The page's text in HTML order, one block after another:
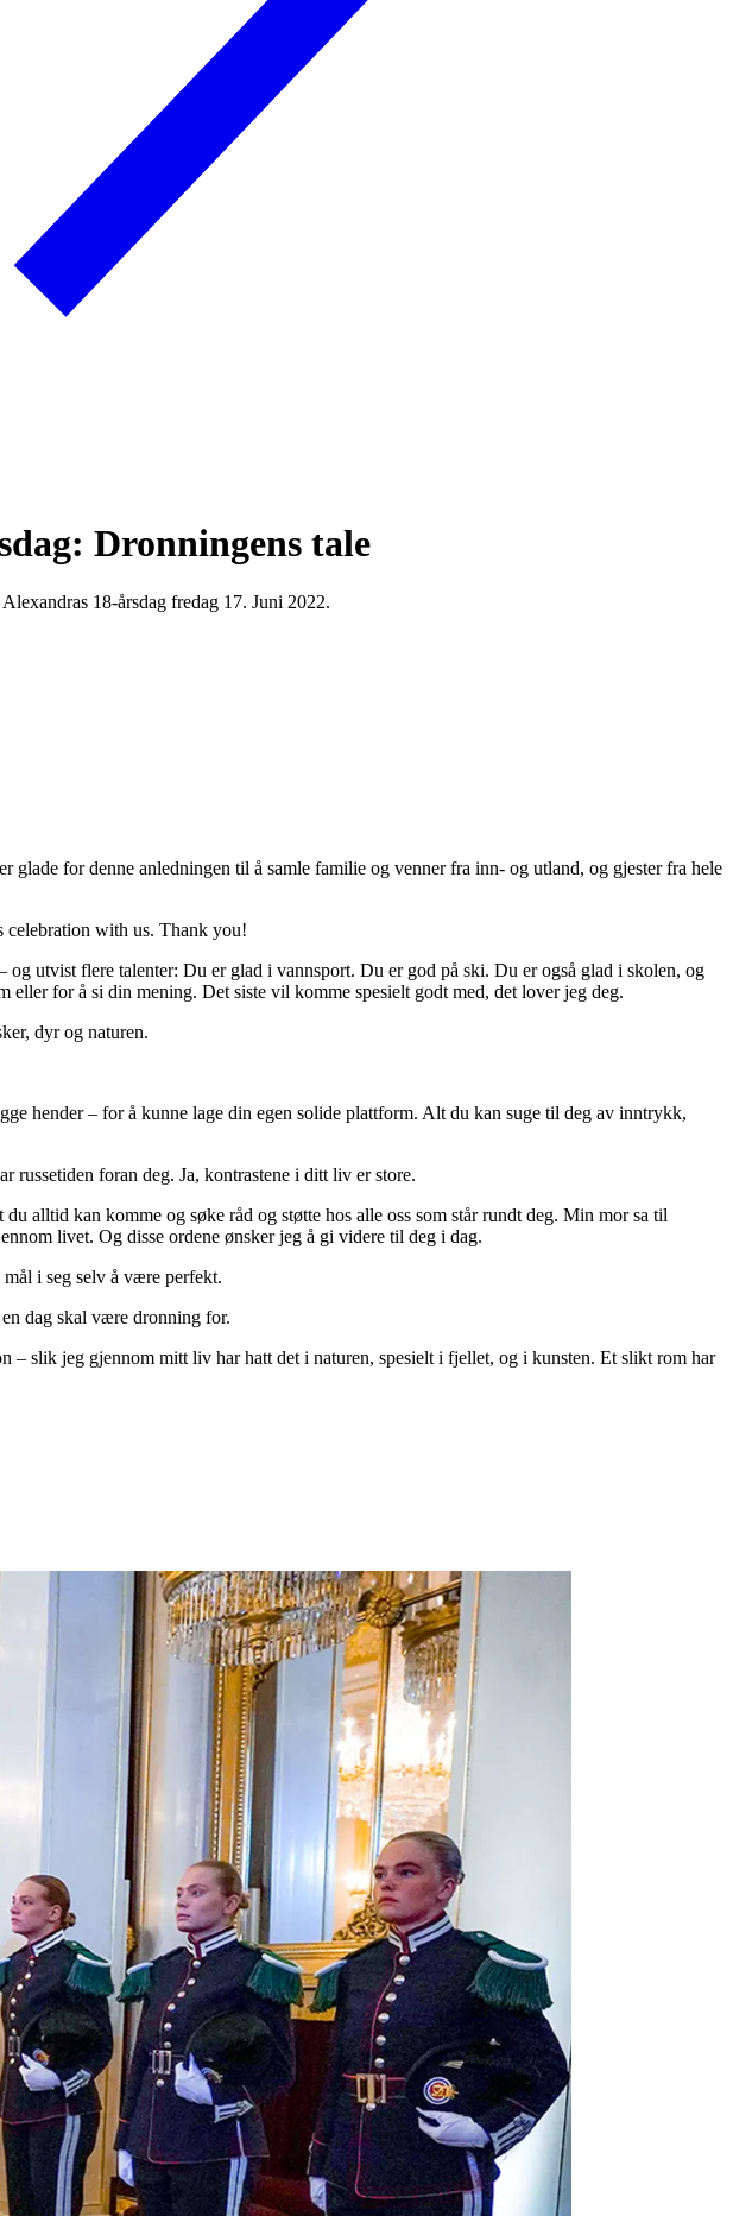
Dronningens tale
18-årsdag fredag 17. Juni 2022.
for denne anledningen til å samle familie og venner fra inn- og utland, og gjester fra hele
celebration with us. Thank you!
utvist flere talenter: Du er glad i vannsport. Du er god på ski. Du er også glad i skolen, og
for å si din mening. Det siste vil komme spesielt godt med, det lover jeg deg.
dyr og naturen.
hender – for å kunne lage din egen solide plattform. Alt du kan suge til deg av inntrykk,
russetiden foran deg. Ja, kontrastene i ditt liv er store.
alltid kan komme og søke råd og støtte hos alle oss som står rundt deg. Min mor sa til
livet. Og disse ordene ønsker jeg å gi videre til deg i dag.
i seg selv å være perfekt.
dag skal være dronning for.
slik jeg gjennom mitt liv har hatt det i naturen, spesielt i fjellet, og i kunsten. Et slikt rom har